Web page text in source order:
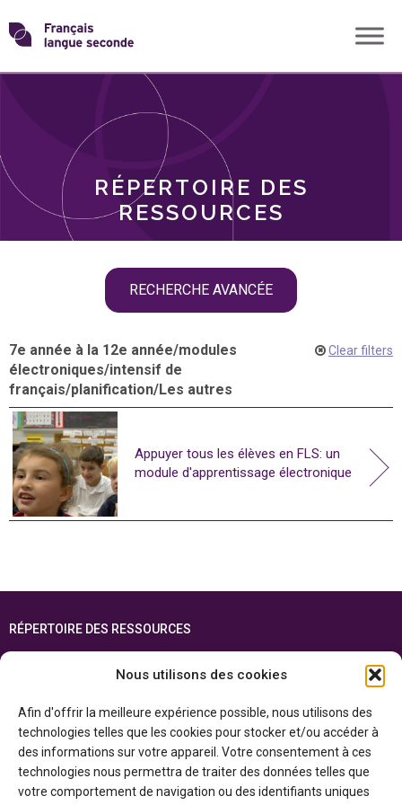
Nous utilisons des cookies
Afin d'offrir la meilleure expérience possible, nous utilisons des
technologies telles que les cookies pour stocker et/ou accéder à
des informations sur votre appareil. Votre consentement à ces
technologies nous permettra de traiter des données telles que
votre comportement de navigation ou des identifiants uniques
Skip
toTransformons
langue
RÉPERTOIRE DES
RESSOURCES
RECHERCHE AVANCÉE
THÈMES
7e année à la 12e année/modules
électroniques/intensif de
français/planification/Les autres
Clear filters
Appuyer tous les élèves en FLS: un
module d'apprentissage électronique
RÉPERTOIRE DES RESSOURCES
ENGLISH
Cette ressource est réalisée grâce au soutien financier du gouvernement de
l’Ontario et du gouvernement duCanada par l’entremise du ministère du
Patrimoine canadien